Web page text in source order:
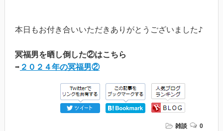
本日もお付き合いいただきありがとうございました♪
冥福男を晒し倒した②はこちら
➡ ２０２４年の冥福男②
雑談 0